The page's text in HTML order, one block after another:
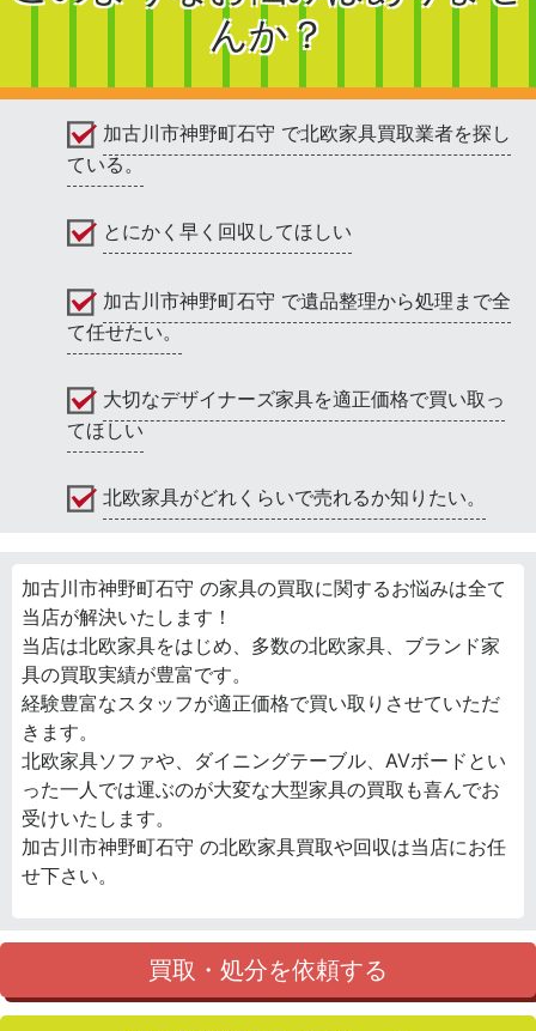
んか？
加古川市神野町石守 で北欧家具買取業者を探し
ている。
とにかく早く回収してほしい
加古川市神野町石守 で遺品整理から処理まで全
て任せたい。
大切なデザイナーズ家具を適正価格で買い取っ
てほしい
北欧家具がどれくらいで売れるか知りたい。
加古川市神野町石守 の家具の買取に関するお悩みは全て
当店が解決いたします！
当店は北欧家具をはじめ、多数の北欧家具、ブランド家
具の買取実績が豊富です。
経験豊富なスタッフが適正価格で買い取りさせていただ
きます。
北欧家具ソファや、ダイニングテーブル、AVボードとい
った一人では運ぶのが大変な大型家具の買取も喜んでお
受けいたします。
加古川市神野町石守 の北欧家具買取や回収は当店にお任
せ下さい。
買取・処分を依頼する